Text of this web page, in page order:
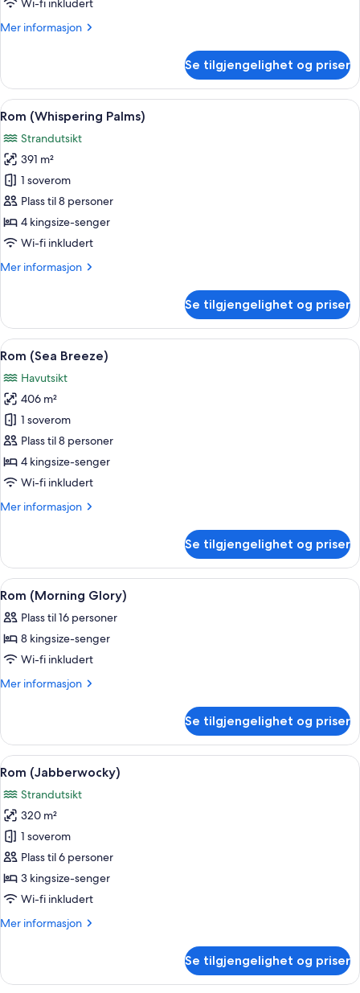
Wi-fi inkludert
Mer informasjon
Mer
(Kestrel)
Se tilgjengelighet og priser
Åpne
alle
bildene
av
Rom
(Whispering
Palms)
Rom (Whispering Palms) | Minibar,
10
Rom (Whispering Palms)
Strandutsikt
391 m²
1 soverom
Plass til 8 personer
4 kingsize-senger
Wi-fi inkludert
Mer informasjon
Mer
(Whispering
Palms)
Se tilgjengelighet og priser
Åpne
alle
bildene
av
Rom
(Sea
Breeze)
Rom (Sea Breeze) | Minibar, safe på
4
Rom (Sea Breeze)
Havutsikt
406 m²
1 soverom
Plass til 8 personer
4 kingsize-senger
Wi-fi inkludert
Mer informasjon
Mer
(Sea
Breeze)
Se tilgjengelighet og priser
Åpne
alle
bildene
av
Rom
(Morning
Rom (Morning Glory) | Privat basseng
1
Rom (Morning Glory)
Plass til 16 personer
8 kingsize-senger
Wi-fi inkludert
Mer informasjon
Mer
(Morning
Glory)
Se tilgjengelighet og priser
Åpne
alle
bildene
av
Rom
(Jabberwocky)
Rom (Jabberwocky) |
2
Rom (Jabberwocky)
Strandutsikt
320 m²
1 soverom
Plass til 6 personer
3 kingsize-senger
Wi-fi inkludert
Mer informasjon
Mer
(Jabberwocky)
Se tilgjengelighet og priser